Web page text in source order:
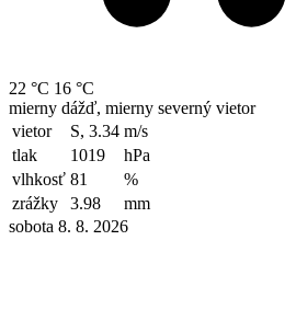
22 °C 16 °C
mierny dážď, mierny severný vietor
vietor
S, 3.34 m/s
tlak
1019
hPa
vlhkosť 81
%
zrážky
3.98
mm
sobota 8. 8. 2026